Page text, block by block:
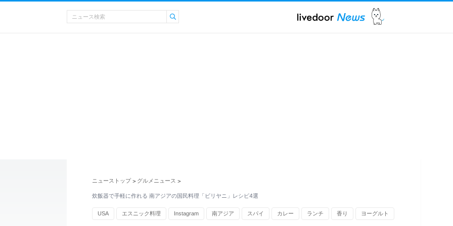
ニューストップ > グルメニュース >
炊飯器で手軽に作れる 南アジアの国民料理「ビリヤニ」レシピ4選
USA エスニック料理 Instagram 南アジア スパイ カレー ランチ 香り ヨーグルト